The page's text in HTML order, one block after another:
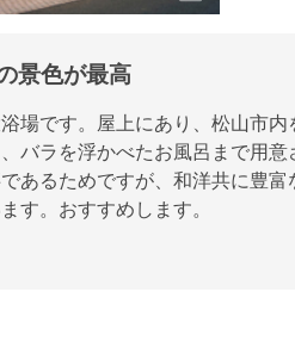
景色が最高
場です。屋上にあり、松山市
バラを浮かべたお風呂まで用
あるためですが、和洋共に豊
す。おすすめします。